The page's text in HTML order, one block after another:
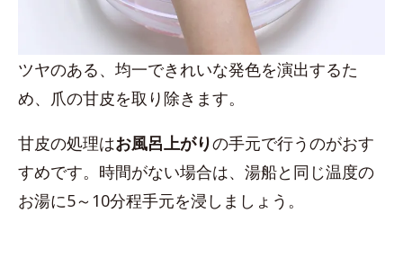
ツヤのある、均一できれいな発色を演出するた
め、爪の甘皮を取り除きます。
甘皮の処理はお風呂上がりの手元で行うのがおす
すめです。時間がない場合は、湯船と同じ温度の
お湯に5～10分程手元を浸しましょう。